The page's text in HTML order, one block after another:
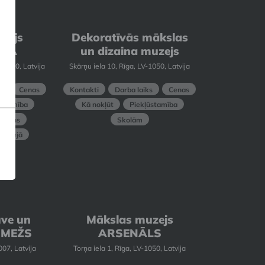
1050, Latvija
Cenas
plāns
Dekoratīvās mākslas
un dizaina muzejs
Skārņu iela 10, Rīga, LV-1050, Latvija
Kontakti Darba laiks
Cenas
Kā nokļūt
Piekļūstamība
Skolām
un
Latvija
Mākslas muzejs
ARSENĀLS
Torņa iela 1, Rīga, LV-1050, Latvija